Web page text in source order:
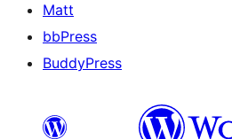
Matt
bbPress
BuddyPress